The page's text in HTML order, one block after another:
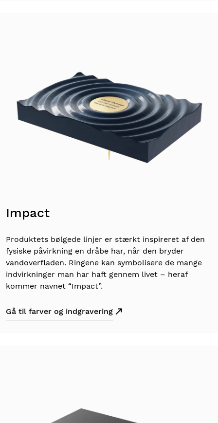
Impact
Produktets bølgede linjer er stærkt inspireret af den
fysiske påvirkning en dråbe har, når den bryder
vandoverfladen. Ringene kan symbolisere de mange
indvirkninger man har haft gennem livet – heraf
kommer navnet “Impact”.
Gå til farver og indgravering